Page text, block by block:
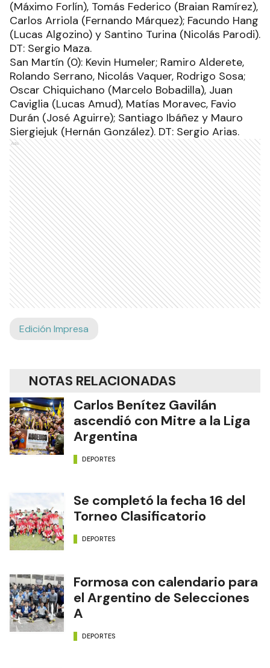
(Máximo Forlín), Tomás Federico (Braian Ramírez),
Carlos Arriola (Fernando Márquez); Facundo Hang
(Lucas Algozino) y Santino Turina (Nicolás Parodi).
DT: Sergio Maza.
San Martín (0): Kevin Humeler; Ramiro Alderete,
Rolando Serrano, Nicolás Vaquer, Rodrigo Sosa;
Oscar Chiquichano (Marcelo Bobadilla), Juan
Caviglia (Lucas Amud), Matías Moravec, Favio
Durán (José Aguirre); Santiago Ibáñez y Mauro
Siergiejuk (Hernán González). DT: Sergio Arias.
Ads
Edición Impresa
NOTAS RELACIONADAS
Carlos Benítez Gavilán
ascendió con Mitre a la Liga
Argentina
DEPORTES
Se completó la fecha 16 del
Torneo Clasificatorio
DEPORTES
Formosa con calendario para
el Argentino de Selecciones
A
DEPORTES